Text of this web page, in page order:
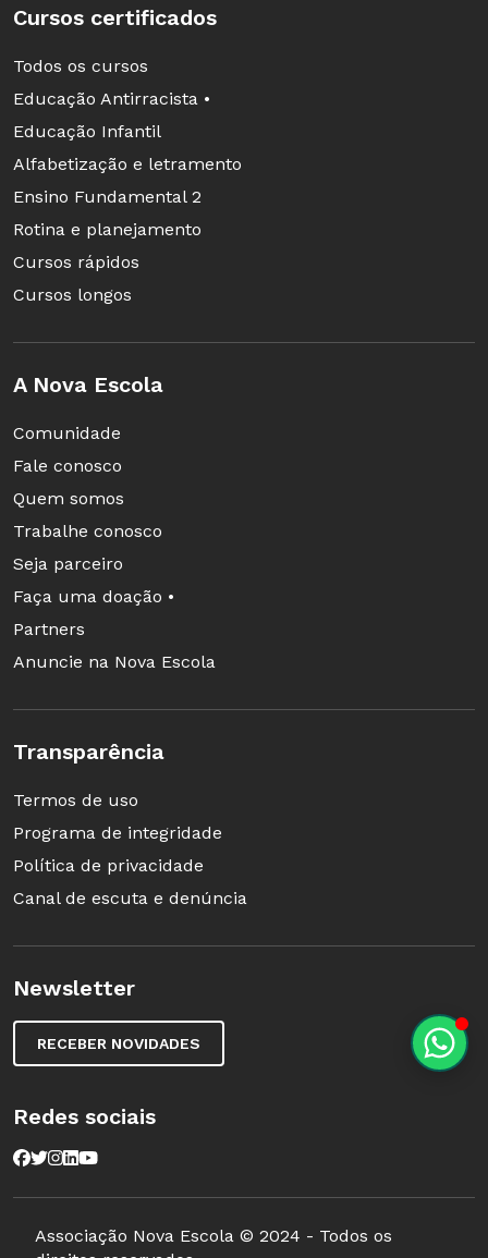
Cursos certificados
Todos os cursos
Educação Antirracista •
Educação Infantil
Alfabetização e letramento
Ensino Fundamental 2
Rotina e planejamento
Cursos rápidos
Cursos longos
A Nova Escola
Comunidade
Fale conosco
Quem somos
Trabalhe conosco
Seja parceiro
Faça uma doação •
Partners
Anuncie na Nova Escola
Transparência
Termos de uso
Programa de integridade
Política de privacidade
Canal de escuta e denúncia
Newsletter
RECEBER NOVIDADES
Redes sociais
Associação Nova Escola © 2024 - Todos os